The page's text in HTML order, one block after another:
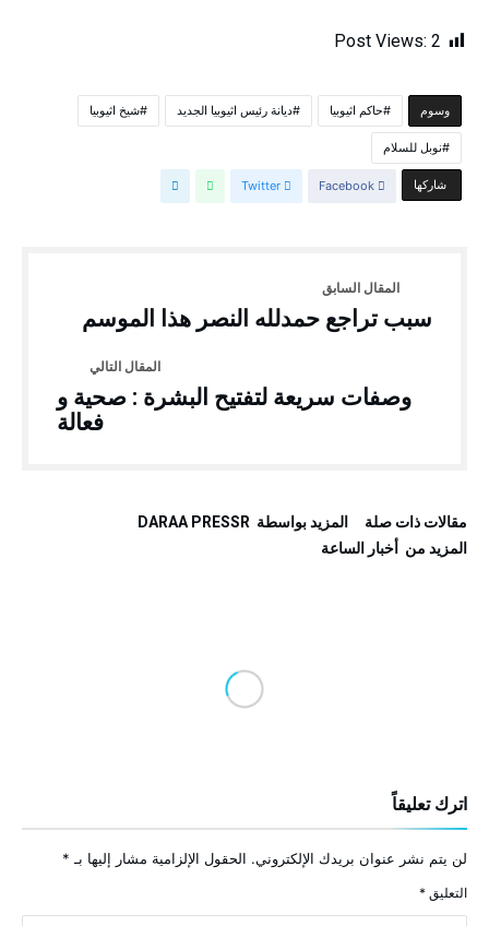
Post Views: 2
‫‫‫‫وسوم‬ حاكم اثيوبيا ديانة رئيس اثيوبيا الجديد شيخ اثيوبيا
نوبل للسلام
‫‫ شاركها‬ Facebook
Twitter
سبب تراجع حمدلله النصر هذا الموسم
وصفات سريعة لتفتيح البشرة : صحية و
فعالة
‫مقالات ذات صلة‬
‫‫المزيد بواسطة‬ ‬ DARAA PRESSR
‫المزيد من ‬ أخبار الساعة
اترك تعليقاً
لن يتم نشر عنوان بريدك الإلكتروني. الحقول الإلزامية مشار إليها بـ *
التعليق *